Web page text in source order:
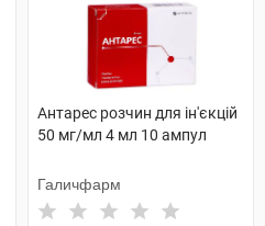
Антарес розчин для ін'єкцій
50 мг/мл 4 мл 10 ампул
Галичфарм